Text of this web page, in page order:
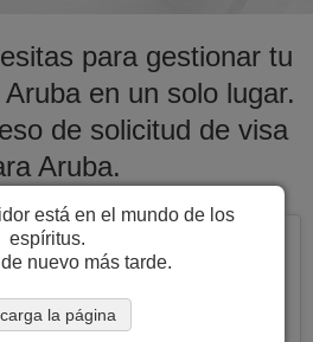
para gestionar tu
en un solo lugar.
de solicitud de visa
Aruba.
vezautomáticamente, sin necesidad
información repetitiva
está en el mundo de los
espíritus.
de nuevo más tarde.
la página